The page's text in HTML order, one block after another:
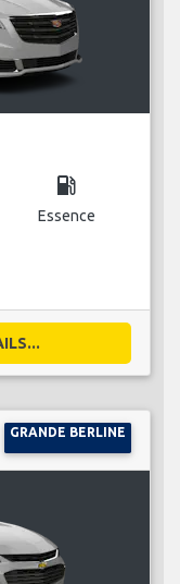
local_gas_station
Essence
GRANDE BERLINE